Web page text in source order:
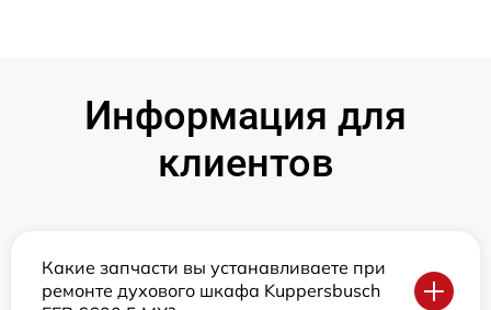
Информация для
клиентов
Какие запчасти вы устанавливаете при
ремонте духового шкафа Kuppersbusch